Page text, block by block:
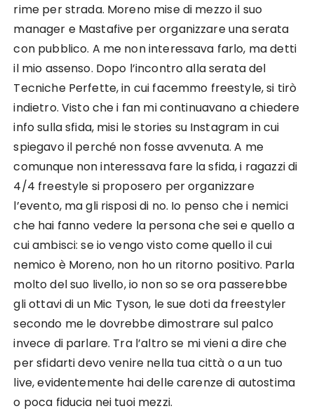
rime per strada. Moreno mise di mezzo il suo
manager e Mastafive per organizzare una serata
con pubblico. A me non interessava farlo, ma detti
il mio assenso. Dopo l’incontro alla serata del
Tecniche Perfette, in cui facemmo freestyle, si tirò
indietro. Visto che i fan mi continuavano a chiedere
info sulla sfida, misi le stories su Instagram in cui
spiegavo il perché non fosse avvenuta. A me
comunque non interessava fare la sfida, i ragazzi di
4/4 freestyle si proposero per organizzare
l’evento, ma gli risposi di no. Io penso che i nemici
che hai fanno vedere la persona che sei e quello a
cui ambisci: se io vengo visto come quello il cui
nemico è Moreno, non ho un ritorno positivo. Parla
molto del suo livello, io non so se ora passerebbe
gli ottavi di un Mic Tyson, le sue doti da freestyler
secondo me le dovrebbe dimostrare sul palco
invece di parlare. Tra l’altro se mi vieni a dire che
per sfidarti devo venire nella tua città o a un tuo
live, evidentemente hai delle carenze di autostima
o poca fiducia nei tuoi mezzi.